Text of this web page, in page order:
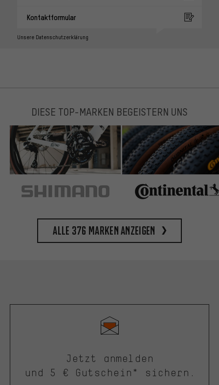
Kontaktformular
Unsere Datenschutzerklärung
DIESE TOP-MARKEN BEGEISTERN UNS
Alle 376 Marken anzeigen
Jetzt anmelden
und 5 € Gutschein* sichern.